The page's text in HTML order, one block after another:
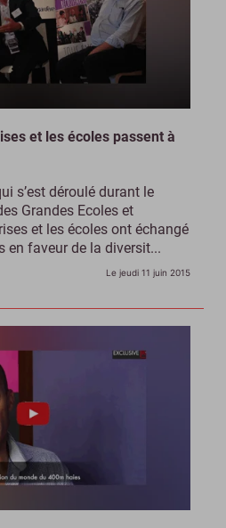
et les écoles passent à
s’est déroulé durant le
Grandes Ecoles et
et les écoles ont échangé
en faveur de la diversit...
Le jeudi 11 juin 2015